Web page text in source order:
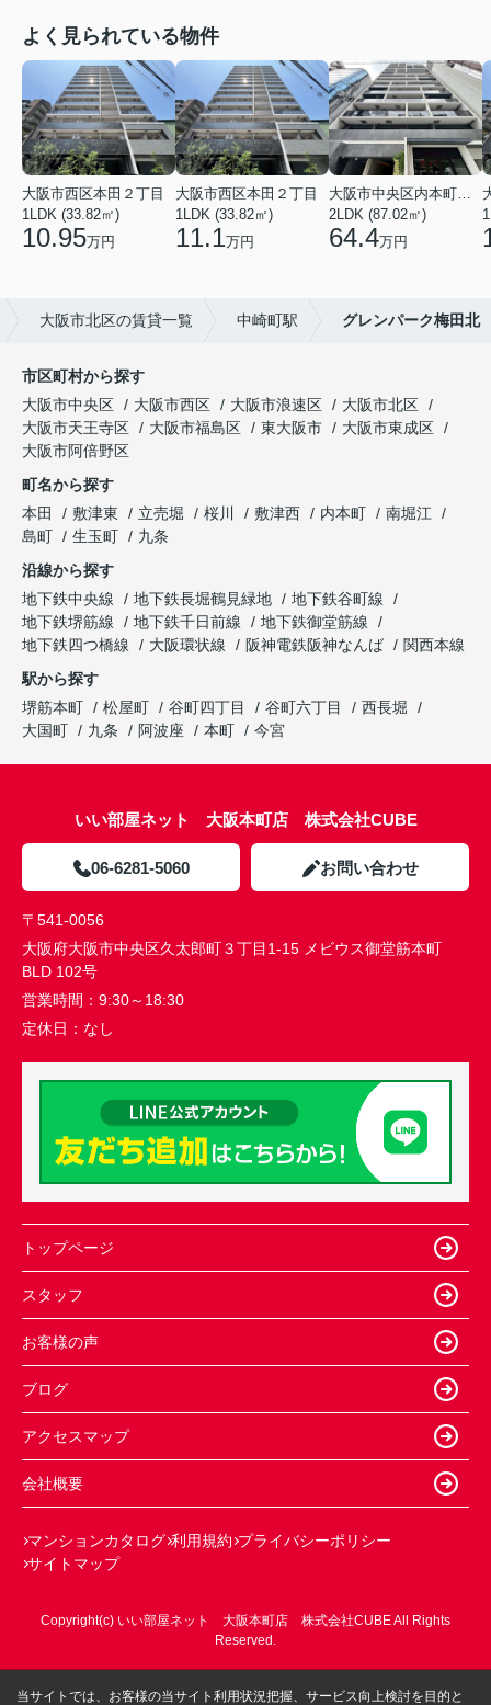
よく見られている物件
大阪市西区本田２丁目
1LDK (33.82㎡)
10.95万円
大阪市西区本田２丁目
1LDK (33.82㎡)
11.1万円
大阪市中央区内本町１丁目
2LDK (87.02㎡)
64.4万円
大阪市北区の賃貸一覧 中崎町駅 グレンパーク梅田北
市区町村から探す
大阪市中央区
大阪市西区 大阪市浪速区
大阪市北区
大阪市天王寺区
大阪市福島区 東大阪市
大阪市東成区
大阪市阿倍野区
町名から探す
本田
敷津東 立売堀 桜川 敷津西 内本町
南堀江
島町
生玉町
九条
沿線から探す
地下鉄中央線
地下鉄長堀鶴見緑地
地下鉄谷町線
地下鉄堺筋線
地下鉄千日前線
地下鉄御堂筋線
地下鉄四つ橋線
大阪環状線 阪神電鉄阪神なんば
関西本線
駅から探す
堺筋本町
松屋町 谷町四丁目 谷町六丁目
西長堀
大国町
九条 阿波座 本町 今宮
いい部屋ネット 大阪本町店 株式会社CUBE
06-6281-5060 お問い合わせ
〒541-0056
大阪府大阪市中央区久太郎町３丁目1-15 メビウス御堂筋本町
BLD 102号
営業時間： 9:30～18:30
定休日： なし
トップページ
スタッフ
お客様の声
ブログ
アクセスマップ
会社概要
マンションカタログ 利用規約 プライバシーポリシー
サイトマップ
Copyright(c) いい部屋ネット 大阪本町店 株式会社CUBE All Rights
Reserved.
当サイトでは、お客様の当サイト利用状況把握、サービス向上検討を目的と